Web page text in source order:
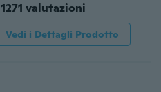
1271 valutazioni
Vedi i Dettagli Prodotto